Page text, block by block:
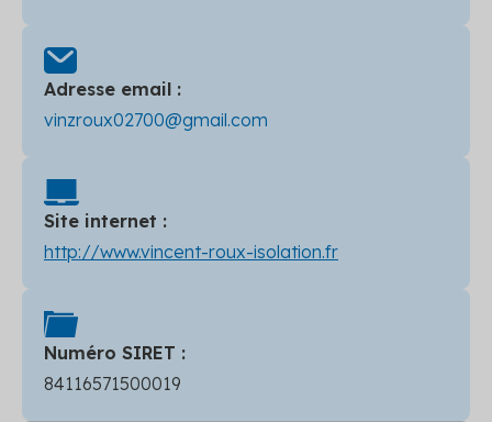
Adresse email :
vinzroux02700@gmail.com
Site internet :
http://www.vincent-roux-isolation.fr
Numéro SIRET :
84116571500019